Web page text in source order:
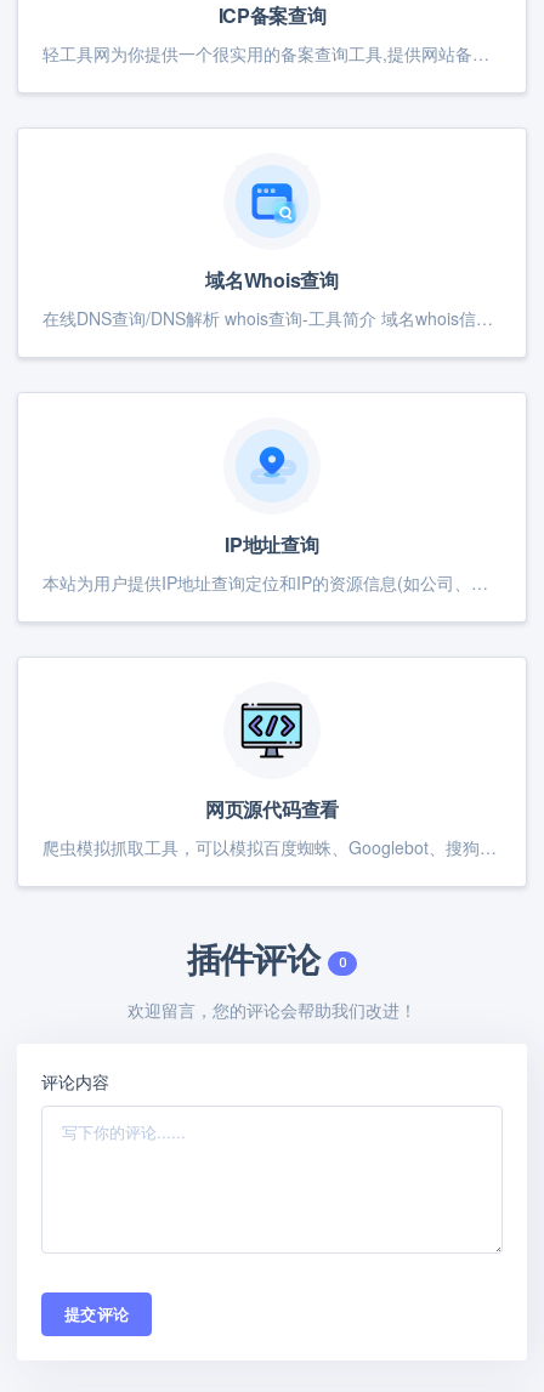
ICP备案查询
轻工具网为你提供一个很实用的备案查询工具,提供网站备案查询、icp备案查询、域名备案查询、工信部备案查询、公安备案查询、接入商信息查询等功能以及备案证书下载和功能定制的服务。
域名Whois查询
在线DNS查询/DNS解析 whois查询-工具简介 域名whois信息查询,查询域名的注册商,注册时间,DNS信息,域名持有者联系信息。 whois查询-使用说明 域名whois信息查询工具,输入待查...
IP地址查询
本站为用户提供IP地址查询定位和IP的资源信息(如公司、运营商等)查询,我的IP地址查询
网页源代码查看
爬虫模拟抓取工具，可以模拟百度蜘蛛、Googlebot、搜狗蜘蛛、360蜘蛛、Bingbot等常见搜索引擎的网页抓取行为。利用该工具抓取指定的网页，可以查看网页的响应头信息以及源文件内容。
插件评论 0
欢迎留言，您的评论会帮助我们改进！
评论内容
提交评论